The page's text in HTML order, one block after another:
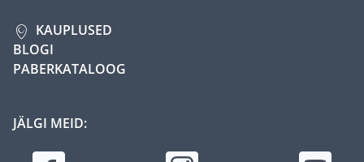
KAUPLUSED
BLOGI
PABERKATALOOG
JÄLGI MEID: